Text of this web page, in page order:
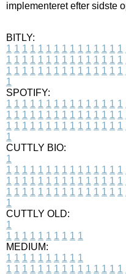
implementeret efter sidste
BITLY:
1 1 1 1 1 1 1 1 1 1 1 1 1 1 1
1 1 1 1 1 1 1 1 1 1 1 1 1 1 1
1 1 1 1 1 1 1 1 1 1 1 1 1 1 1
1
SPOTIFY:
1 1 1 1 1 1 1 1 1 1 1 1 1 1 1
1 1 1 1 1 1 1 1 1 1 1 1 1 1 1
1 1 1 1 1 1 1 1 1 1 1 1 1 1 1
1
CUTTLY BIO:
1
1 1 1 1 1 1 1 1 1 1 1 1 1 1 1
1 1 1 1 1 1 1 1 1 1 1 1 1 1 1
1 1 1 1 1 1 1 1 1 1 1 1 1 1 1
1
CUTTLY OLD:
1
1 1 1 1 1 1 1 1 1 1
MEDIUM:
1 1 1 1 1 1 1 1 1 1
1 1 1 1 1 1 1 1 1 1 1 1 1 1 1